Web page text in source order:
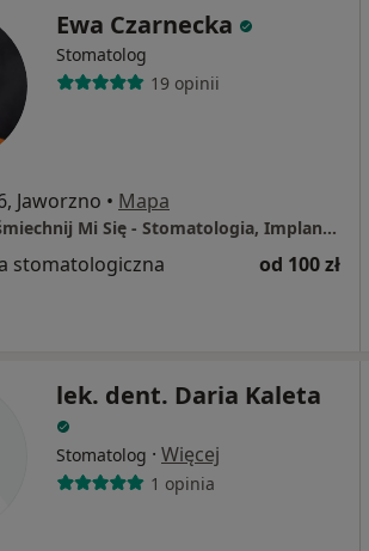
Ewa Czarnecka
Stomatolog
19 opinii
Jaworzno • Mapa
Centrum Uśmiechnij Mi Się - Stomatologia, Implantologia, Dentysta
stomatologiczna od 100 zł
lek. dent. Daria Kaleta
Stomatolog · Więcej
1 opinia